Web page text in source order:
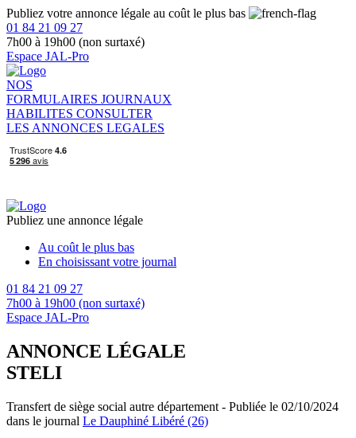
Publiez votre annonce légale au coût le plus bas
01 84 21 09 27
7h00 à 19h00 (non surtaxé)
Espace JAL-Pro
NOS
FORMULAIRES JOURNAUX
HABILITES CONSULTER
LES ANNONCES LEGALES
Publiez une annonce légale
Au coût le plus bas
En choisissant votre journal
01 84 21 09 27
7h00 à 19h00 (non surtaxé)
Espace JAL-Pro
ANNONCE LÉGALE
STELI
Transfert de siège social autre département - Publiée le 02/10/2024
dans le journal Le Dauphiné Libéré (26)